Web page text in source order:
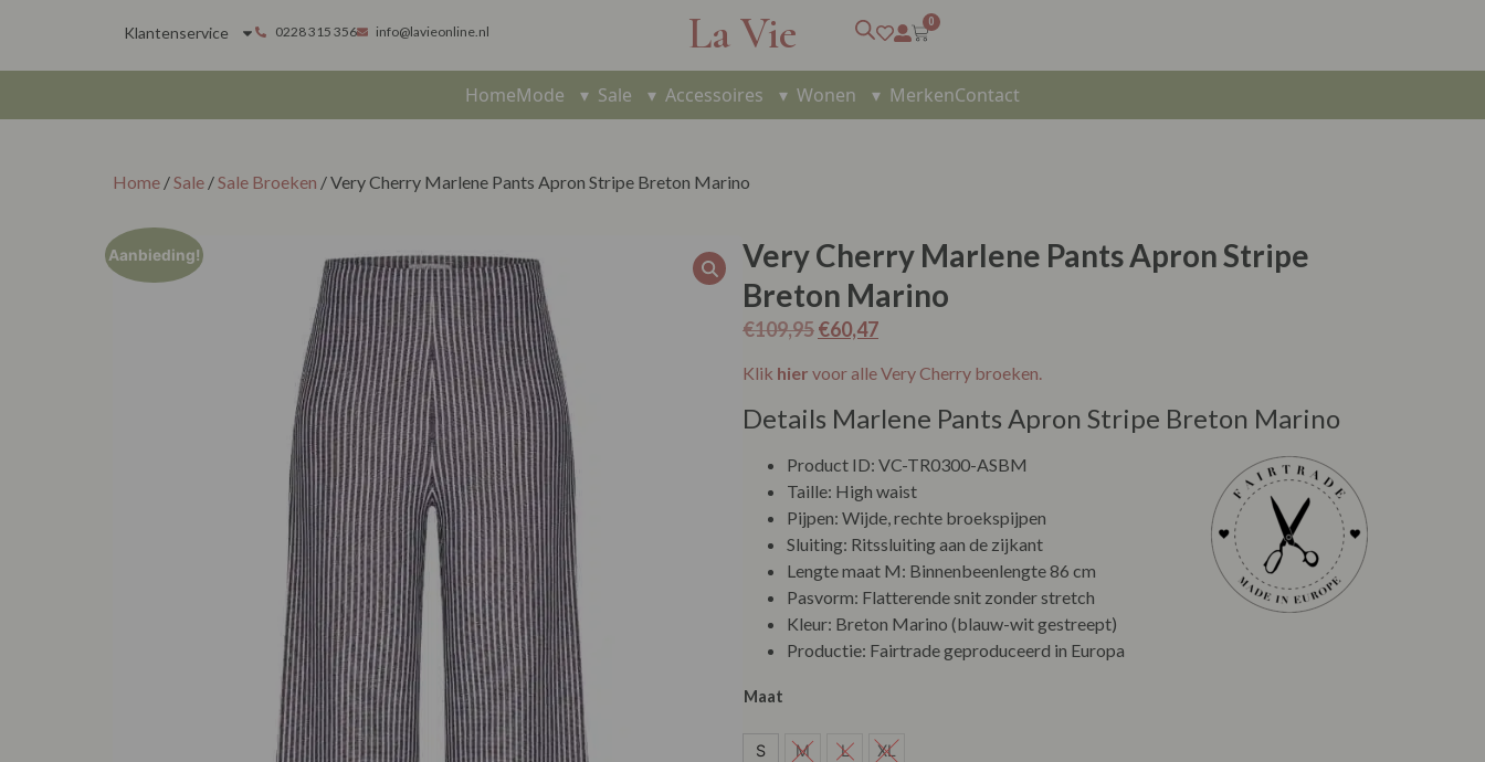
Klantenservice 0228 315 356 info@lavieonline.nl La Vie 0
HomeMode ▾ Sale ▾ Accessoires ▾ Wonen ▾ MerkenContact
Home /Sale /Sale Broeken / Very Cherry Marlene Pants Apron Stripe Breton Marino
Aanbieding!
Very Cherry Marlene Pants Apron Stripe
Breton Marino
€109,95€60,47
Klik hier voor alle Very Cherry broeken.
Details Marlene Pants Apron Stripe Breton Marino
Product ID: VC-TR0300-ASBM
Taille: High waist
Pijpen: Wijde, rechte broekspijpen
Sluiting: Ritssluiting aan de zijkant
Lengte maat M: Binnenbeenlengte 86 cm
Pasvorm: Flatterende snit zonder stretch
Kleur: Breton Marino (blauw-wit gestreept)
Productie: Fairtrade geproduceerd in Europa
Maat
S
S M L XL